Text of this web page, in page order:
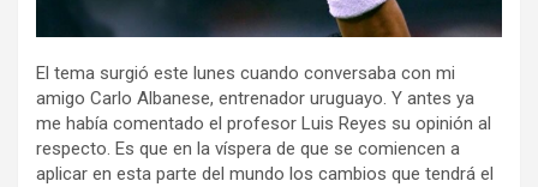
El tema surgió este lunes cuando conversaba con mi
amigo Carlo Albanese, entrenador uruguayo. Y antes ya
me había comentado el profesor Luis Reyes su opinión al
respecto. Es que en la víspera de que se comiencen a
aplicar en esta parte del mundo los cambios que tendrá el